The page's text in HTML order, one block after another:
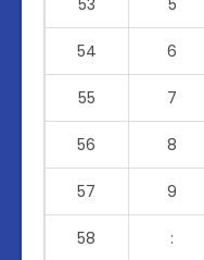
53 5
54 6
55 7
56 8
57 9
58 :